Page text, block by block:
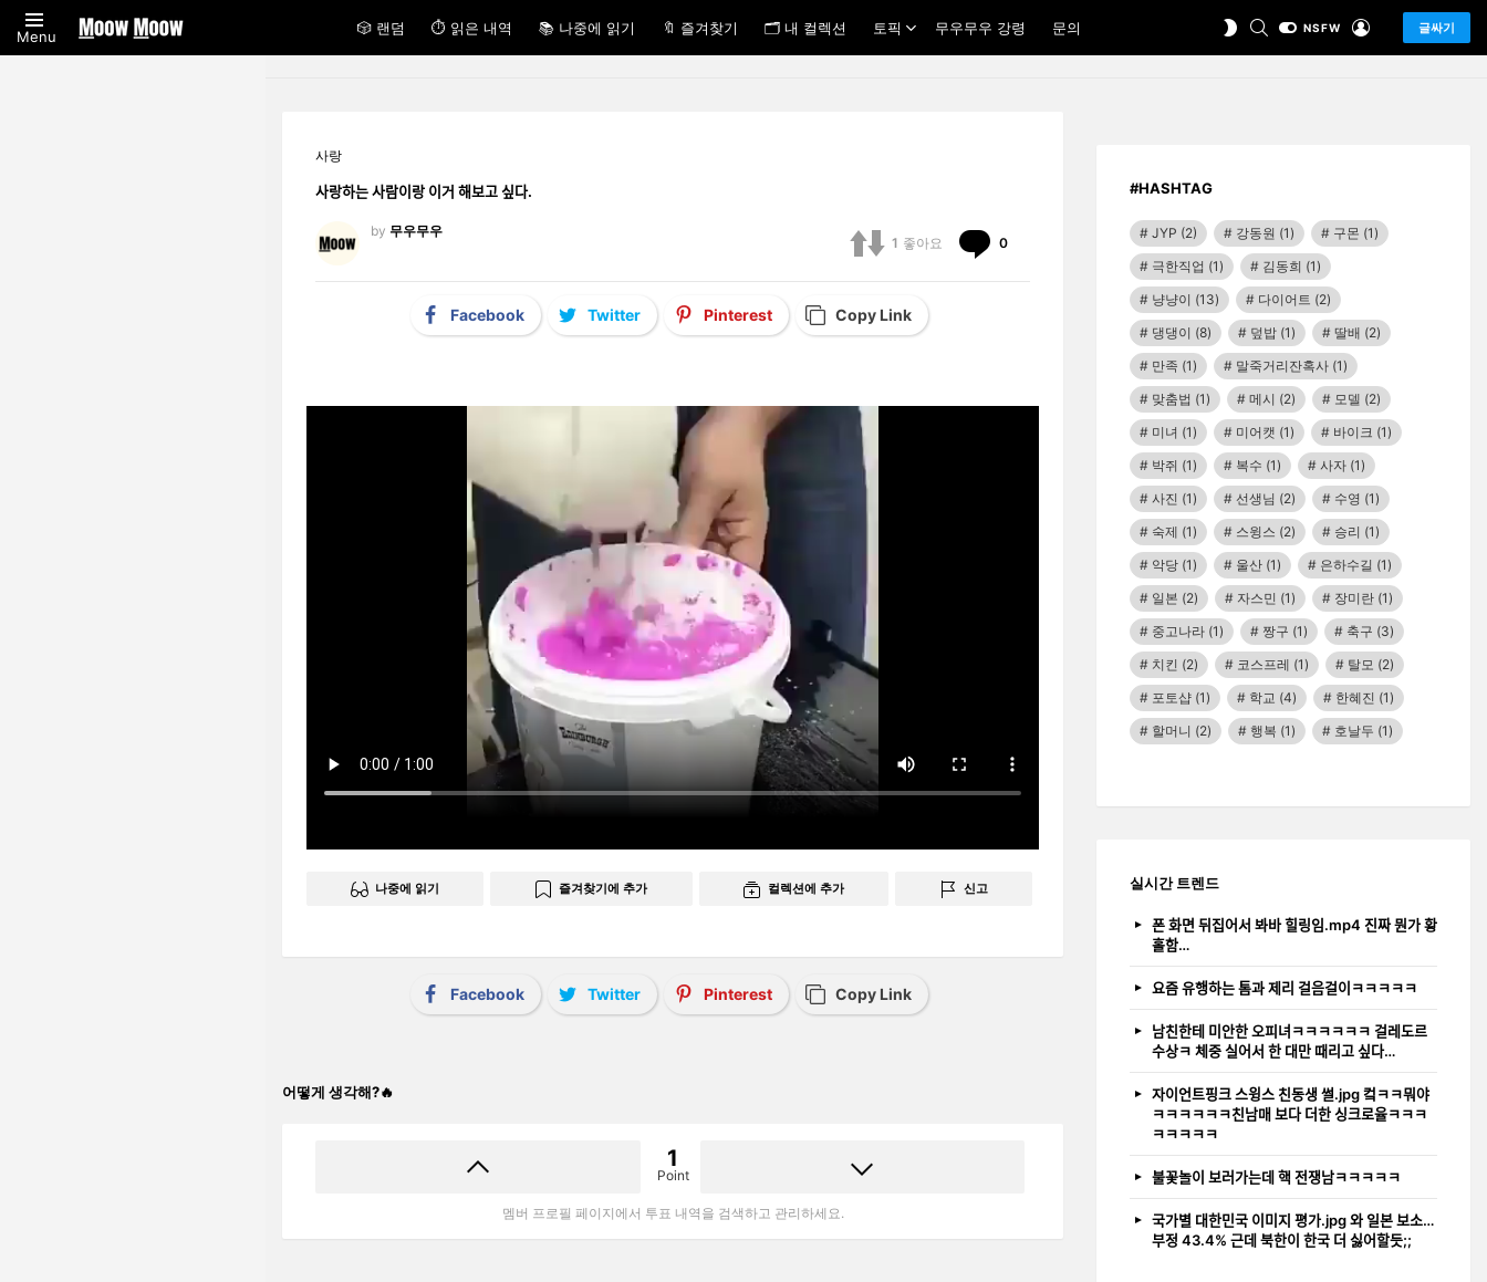
Menu 🎲 랜덤 ⏱ 읽은 내역 📚 나중에 읽기 🔖 즐겨찾기 🗂 내 컬렉션 토픽 무우무우 강령 문의
SWITCHSEARCHNSFW 글싸기
사랑
사랑하는 사람이랑 이거 해보고 싶다.
by 무우무우
1 좋아요 0
Facebook Twitter Pinterest Copy Link
나중에 읽기 즐겨찾기에 추가 컬렉션에 추가 신고
Facebook Twitter Pinterest Copy Link
어떻게 생각해?🔥
1
Point
멤버 프로필 페이지에서 투표 내역을 검색하고 관리하세요.
#HASHTAG
JYP (2) 강동원 (1) 구몬 (1)
극한직업 (1) 김동희 (1)
냥냥이 (13) 다이어트 (2)
댕댕이 (8) 덮밥 (1) 딸배 (2)
만족 (1) 말죽거리잔혹사 (1)
맞춤법 (1) 메시 (2) 모델 (2)
미녀 (1) 미어캣 (1) 바이크 (1)
박쥐 (1) 복수 (1) 사자 (1)
사진 (1) 선생님 (2) 수영 (1)
숙제 (1) 스윙스 (2) 승리 (1)
악당 (1) 울산 (1) 은하수길 (1)
일본 (2) 자스민 (1) 장미란 (1)
중고나라 (1) 짱구 (1) 축구 (3)
치킨 (2) 코스프레 (1) 탈모 (2)
포토샵 (1) 학교 (4) 한혜진 (1)
할머니 (2) 행복 (1) 호날두 (1)
실시간 트렌드
폰 화면 뒤집어서 봐바 힐링임.mp4 진짜 뭔가 황
홀함…
요즘 유행하는 톰과 제리 걸음걸이ㅋㅋㅋㅋㅋ
남친한테 미안한 오피녀ㅋㅋㅋㅋㅋㅋ 걸레도르
수상ㅋ 체중 실어서 한 대만 때리고 싶다…
자이언트핑크 스윙스 친동생 썰.jpg 컼ㅋㅋ뭐야
ㅋㅋㅋㅋㅋㅋ친남매 보다 더한 싱크로율ㅋㅋㅋ
ㅋㅋㅋㅋㅋ
불꽃놀이 보러가는데 핵 전쟁남ㅋㅋㅋㅋㅋ
국가별 대한민국 이미지 평가.jpg 와 일본 보소…
부정 43.4% 근데 북한이 한국 더 싫어할듯;;